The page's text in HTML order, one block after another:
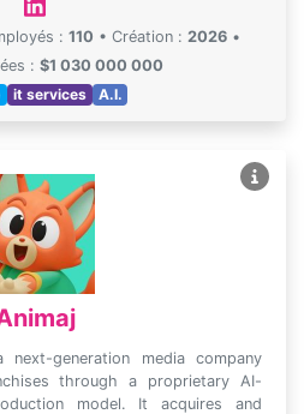
: 110 • Création : 2026 •
: $1 030 000 000
it services A.I.
generation media company
through a proprietary AI-
model. It acquires and